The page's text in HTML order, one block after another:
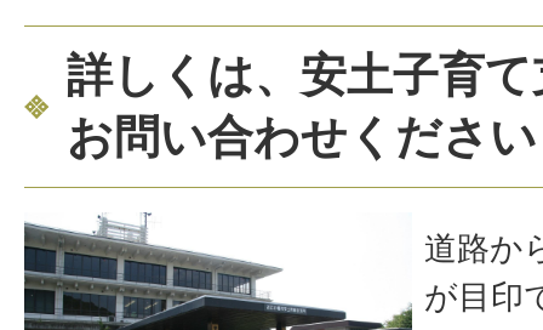
詳しくは、安土子育
お問い合わせください
道路か
が目印